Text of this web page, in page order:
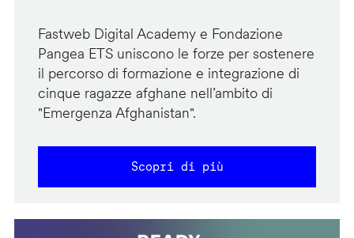
Fastweb Digital Academy e Fondazione
Pangea ETS uniscono le forze per sostenere
il percorso di formazione e integrazione di
cinque ragazze afghane nell’ambito di
"Emergenza Afghanistan".
Scopri di più